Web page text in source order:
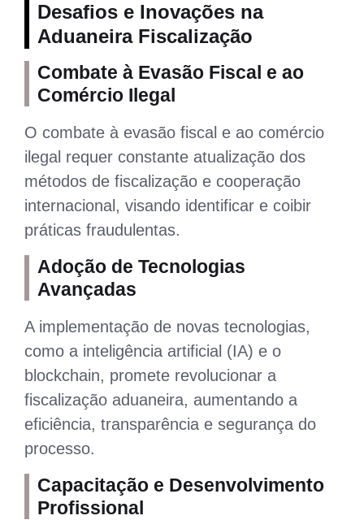
Desafios e Inovações na
Aduaneira Fiscalização
Combate à Evasão Fiscal e ao
Comércio Ilegal
O combate à evasão fiscal e ao comércio
ilegal requer constante atualização dos
métodos de fiscalização e cooperação
internacional, visando identificar e coibir
práticas fraudulentas.
Adoção de Tecnologias
Avançadas
A implementação de novas tecnologias,
como a inteligência artificial (IA) e o
blockchain, promete revolucionar a
fiscalização aduaneira, aumentando a
eficiência, transparência e segurança do
processo.
Capacitação e Desenvolvimento
Profissional